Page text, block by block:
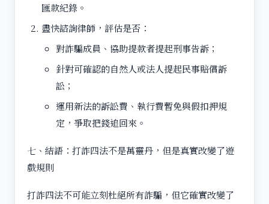
匯款紀錄。
盡快諮詢律師，評估是否：
對詐騙成員、協助提款者提起刑事告訴；
針對可確認的自然人或法人提起民事賠償訴
訟；
運用新法的訴訟費、執行費暫免與假扣押規
定，爭取把錢追回來。
七、結語：打詐四法不是萬靈丹，但是真實改變了遊
戲規則
打詐四法不可能立刻杜絕所有詐騙，但它確實改變了